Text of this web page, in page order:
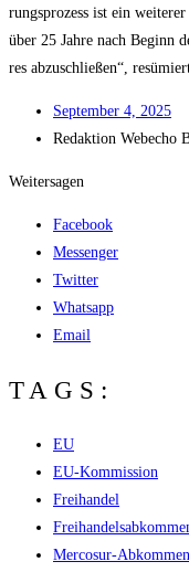
rungs­pro­zess ist ein
über 25 Jah­re nach Beginn
res abzu­schlie­ßen“,
Sep­tem­ber 4, 2025
Redak­ti­on Web­echo
Weitersagen
Facebook
Messenger
Twitter
Whatsapp
Email
TAGS:
EU
EU-Kommission
Freihandel
Mercosur-Abkommen